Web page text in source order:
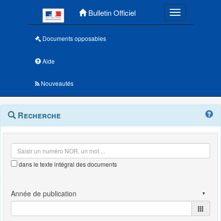
Bulletin Officiel Toggle
Documents opposables
Aide
Nouveautés
Navigation
outils
Menu
contextuel
Recherche
dans le texte intégral des documents